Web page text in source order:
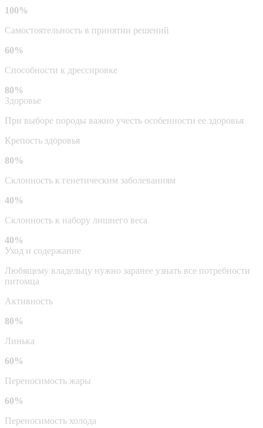
100%
Самостоятельность в принятии решений
60%
Способности к дрессировке
80%
Здоровье
При выборе породы важно учесть особенности ее здоровья
Крепость здоровья
80%
Склонность к генетическим заболеваниям
40%
Склонность к набору лишнего веса
40%
Уход и содержание
Любящему владельцу нужно заранее узнать все потребности
питомца
Активность
80%
Линька
60%
Переносимость жары
60%
Переносимость холода